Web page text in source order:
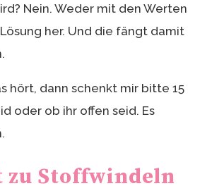
Nein. Weder mit den Werten
her. Und die fängt damit
hört, dann schenkt mir bitte 15
oder ob ihr offen seid. Es
zu Stoffwindeln